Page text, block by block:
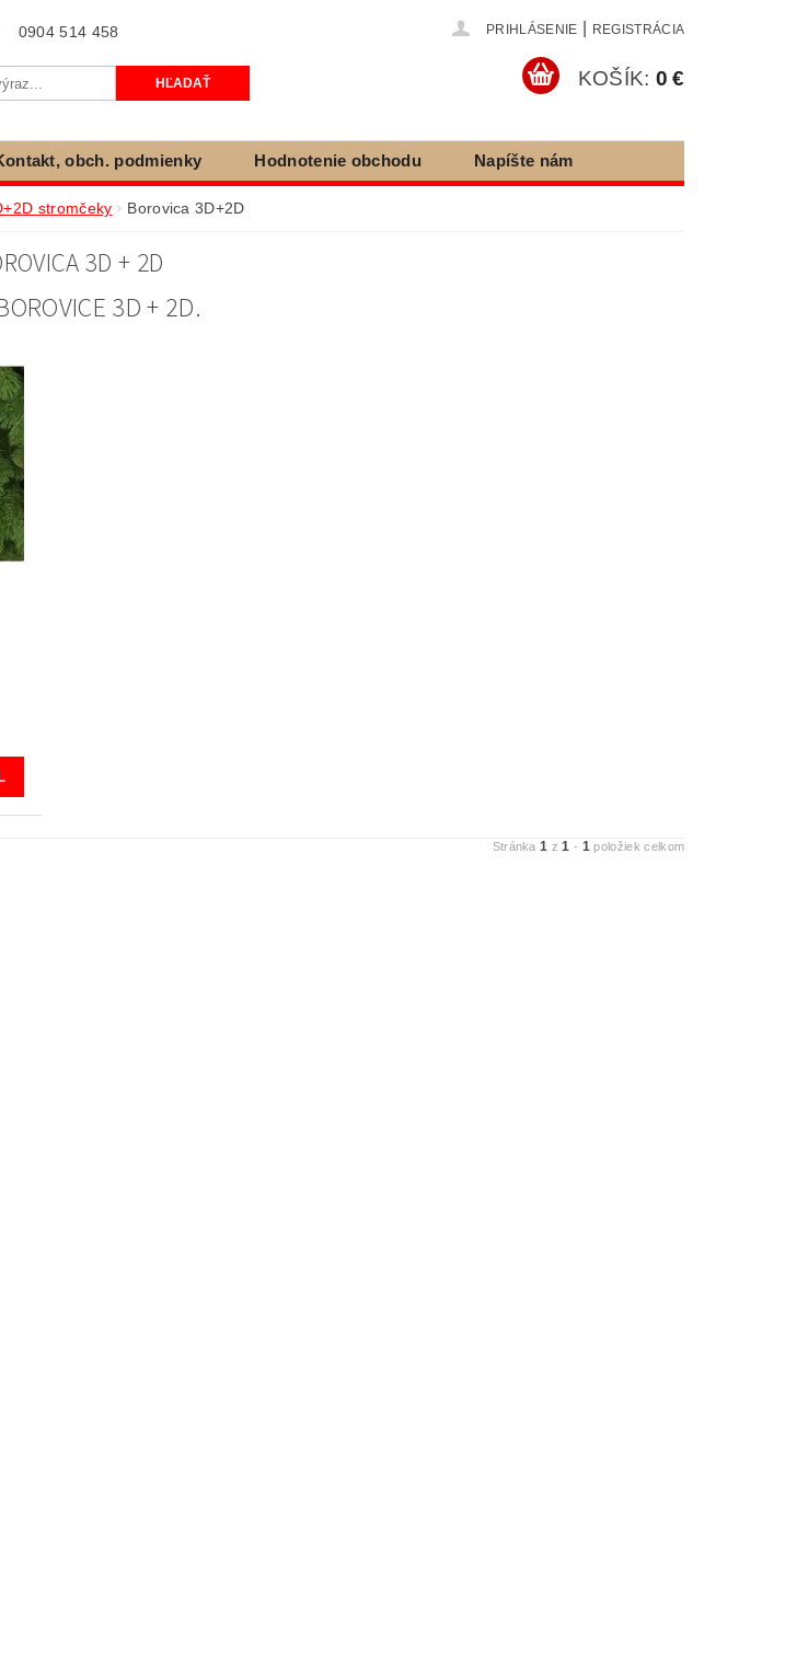
0904 514 458 PRIHLÁSENIE REGISTRÁCIA
KOŠÍK: 0 €
obch. podmienky Hodnotenie obchodu Napíšte nám
údajov Cookies Vrátenie tovaru
stromčeky Borovica 3D+2D
3D + 2D
3D + 2D.
Stránka1 z1 - 1 položiek celkom